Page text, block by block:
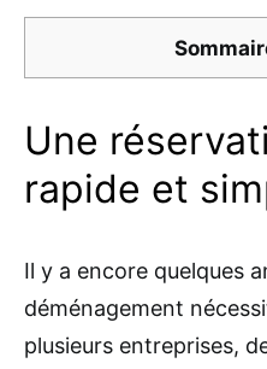
Une
rapide et
Il y a encore quelques
déménagement
plusieurs entreprises,